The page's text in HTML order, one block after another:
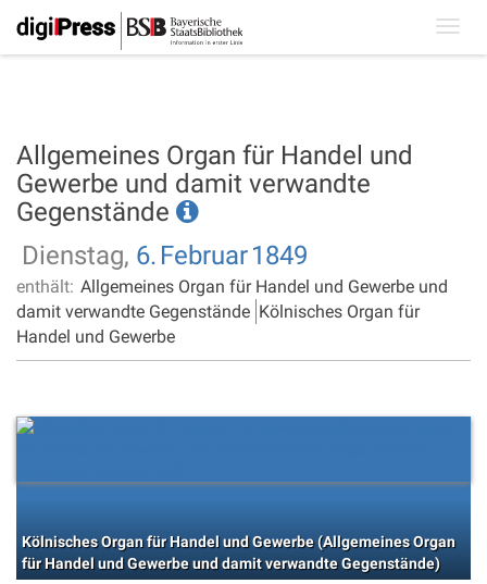
Allgemeines Organ für Handel und
Gewerbe und damit verwandte
Gegenstände
Dienstag, 6. Februar1849
enthält: Allgemeines Organ für Handel und Gewerbe und
damit verwandte Gegenstände Kölnisches Organ für
Handel und Gewerbe
Kölnisches Organ für Handel und Gewerbe (Allgemeines Organ
für Handel und Gewerbe und damit verwandte Gegenstände)